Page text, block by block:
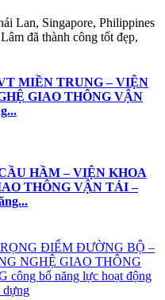
Lan, Singapore, Philippines
đã thành công tốt đẹp,
MIỀN TRUNG – VIỆN
GIAO THÔNG VẬN
HẦM – VIỆN KHOA
THÔNG VẬN TẢI –